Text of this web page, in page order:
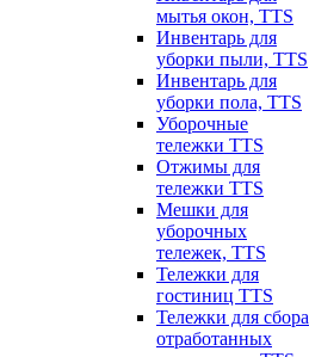
мытья окон, TTS
Инвентарь для
уборки пыли, TTS
Инвентарь для
уборки пола, TTS
Уборочные
тележки TTS
Отжимы для
тележки TTS
Мешки для
уборочных
тележек, TTS
Тележки для
гостиниц TTS
Тележки для сбора
отработанных